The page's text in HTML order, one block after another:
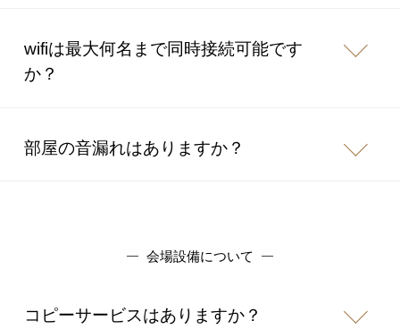
wifiは最大何名まで同時接続可能です
か？
部屋の音漏れはありますか？
会場設備について
コピーサービスはありますか？